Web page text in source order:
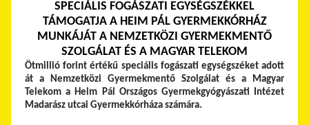
SPECIÁLIS FOGÁSZATI EGYSÉGSZÉKKEL
TÁMOGATJA A HEIM PÁL GYERMEKKÓRHÁZ
MUNKÁJÁT A NEMZETKÖZI GYERMEKMENTŐ
SZOLGÁLAT ÉS A MAGYAR TELEKOM
Ötmillió forint értékű speciális fogászati egységszéket adott
át a Nemzetközi Gyermekmentő Szolgálat és a Magyar
Telekom a Heim Pál Országos Gyermekgyógyászati Intézet
Madarász utcai Gyermekkórháza számára.